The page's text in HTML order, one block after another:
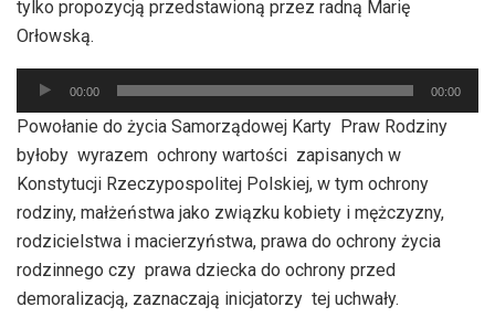
tylko propozycją przedstawioną przez radną Marię
Orłowską.
Odtwarzacz
plików
dźwiękowych
00:00 00:00
Powołanie do życia Samorządowej Karty Praw Rodziny
byłoby wyrazem ochrony wartości zapisanych w
Konstytucji Rzeczypospolitej Polskiej, w tym ochrony
rodziny, małżeństwa jako związku kobiety i mężczyzny,
rodzicielstwa i macierzyństwa, prawa do ochrony życia
rodzinnego czy prawa dziecka do ochrony przed
demoralizacją, zaznaczają inicjatorzy tej uchwały.